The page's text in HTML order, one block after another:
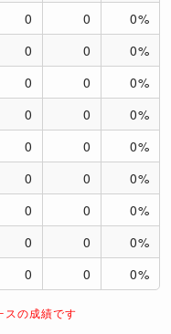
0 0
0%
0 0
0%
0 0
0%
0 0
0%
0 0
0%
0 0
0%
0 0
0%
0 0
0%
0 0 0%
の成績です